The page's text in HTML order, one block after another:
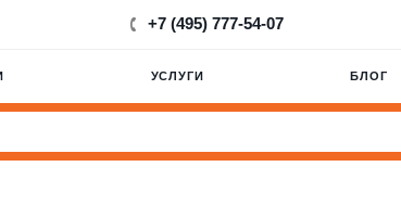
+7 (495) 777-54-07
УСЛУГИ БЛОГ